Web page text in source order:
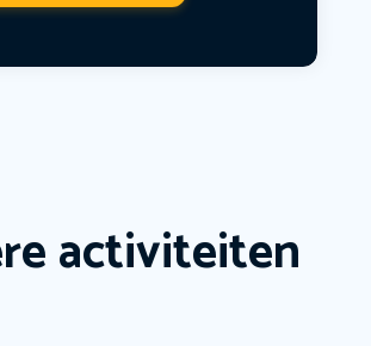
activiteiten